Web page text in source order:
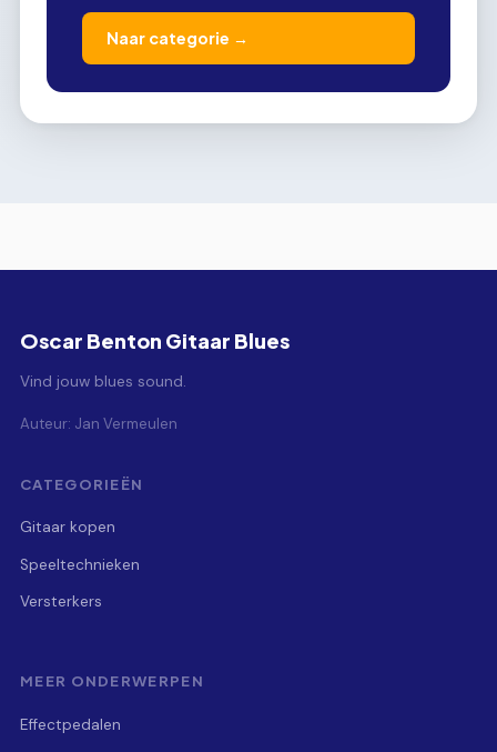
Naar categorie →
Oscar Benton Gitaar Blues
Vind jouw blues sound.
Auteur: Jan Vermeulen
CATEGORIEËN
Gitaar kopen
Speeltechnieken
Versterkers
MEER ONDERWERPEN
Effectpedalen